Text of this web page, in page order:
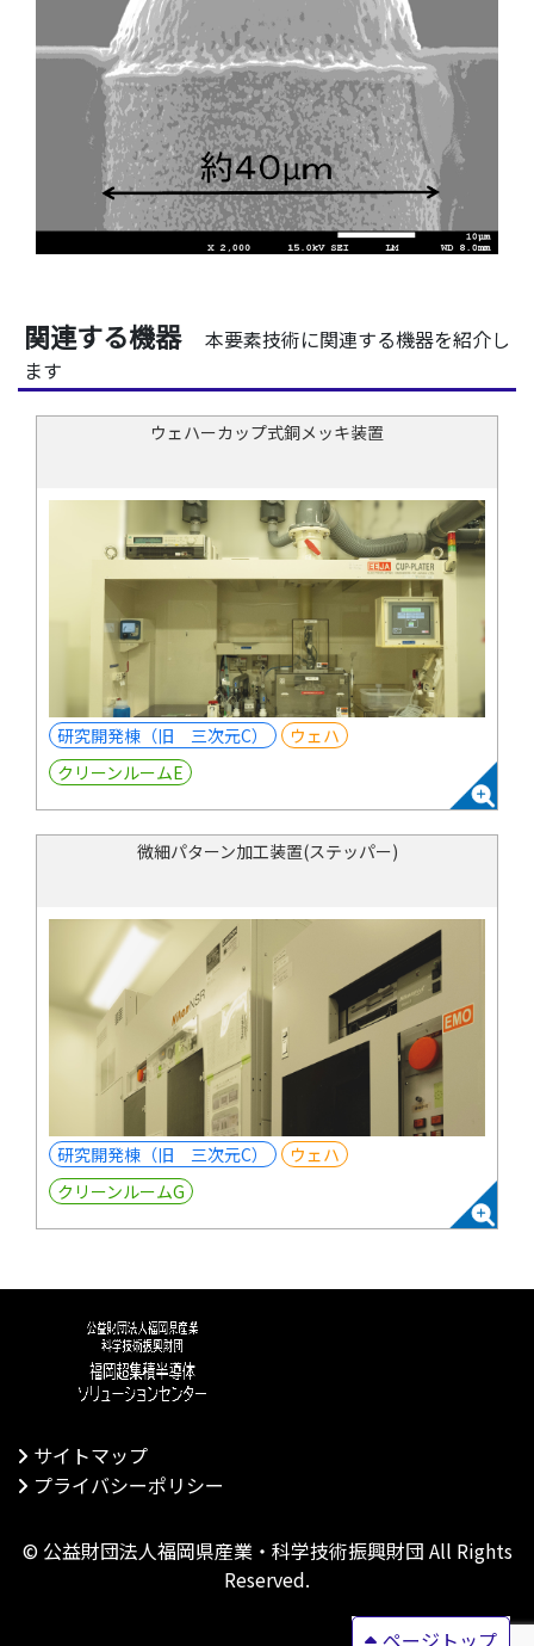
関連する機器
本要素技術に関連する機器を紹介し
ます
ウェハーカップ式銅メッキ装置
研究開発棟（旧 三次元C）
ウェハ
クリーンルームE
微細パターン加工装置(ステッパー)
研究開発棟（旧 三次元C）
ウェハ
クリーンルームG
ページトップ
サイトマップ
プライバシーポリシー
© 公益財団法人福岡県産業・科学技術振興財団 All Rights
Reserved.